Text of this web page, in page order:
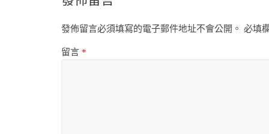
發佈留言必須填寫的電子郵件地址不會公開。 必填
留言 *